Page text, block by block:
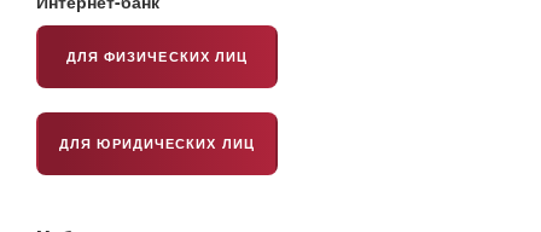
ДЛЯ ФИЗИЧЕСКИХ ЛИЦ
ДЛЯ ЮРИДИЧЕСКИХ ЛИЦ